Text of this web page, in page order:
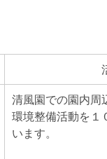
活動
清風園での園内周
環境整備活動を１
います。